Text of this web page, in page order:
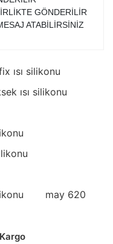
GÖNDERİLİR
ATABİLİRSİNİZ
ısı silikonu
ısı silikonu
may 620